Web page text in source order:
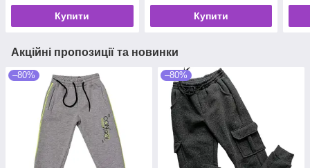
Купити Купити
Акційні пропозиції та новинки
–80% –80%